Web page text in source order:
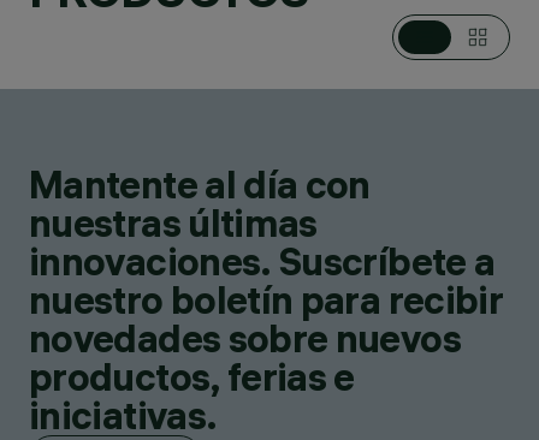
DOWNLIGHTS &
PRODUCTOS
Mantente al día con
nuestras últimas
innovaciones. Suscríbete a
nuestro boletín para recibir
novedades sobre nuevos
productos, ferias e
iniciativas.